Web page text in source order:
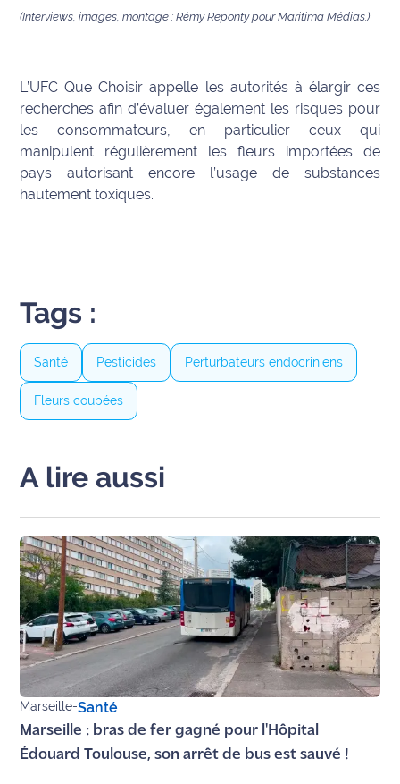
Municipales
2026
Contenus
Partenaires
coeur
Maritima
Fil
Maritima
de Jeff
club
Les
Coachs
Maritima
Bon
plan
sortie
Nous
(Interviews, images, montage : Rémy Reponty pour Maritima Médias.)
L’UFC Que Choisir appelle les autorités à élargir ces
recherches afin d’évaluer également les risques pour
les consommateurs, en particulier ceux qui
manipulent régulièrement les fleurs importées de
pays autorisant encore l’usage de substances
hautement toxiques.
Tags :
Santé Pesticides Perturbateurs endocriniens
Fleurs coupées
A lire aussi
Marseille-Santé
Marseille : bras de fer gagné pour l'Hôpital
Édouard Toulouse, son arrêt de bus est sauvé !